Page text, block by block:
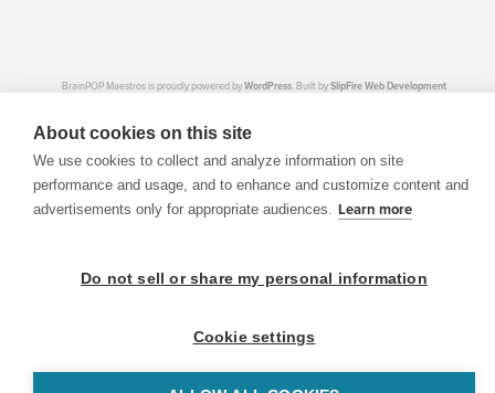
BrainPOP Maestros is proudly powered byWordPress. Built bySlipFire Web Development
About cookies on this site
We use cookies to collect and analyze information on site
performance and usage, and to enhance and customize content and
advertisements only for appropriate audiences. Learn more
Do not sell or share my personal information
Cookie settings